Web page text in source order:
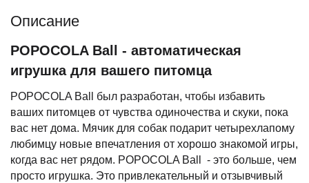
Описание
POPOCOLA Ball - автоматическая
игрушка для вашего питомца
POPOCOLA Ball был разработан, чтобы избавить
ваших питомцев от чувства одиночества и скуки, пока
вас нет дома. Мячик для собак подарит четырехлапому
любимцу новые впечатления от хорошо знакомой игры,
когда вас нет рядом. POPOCOLA Ball - это больше, чем
просто игрушка. Это привлекательный и отзывчивый